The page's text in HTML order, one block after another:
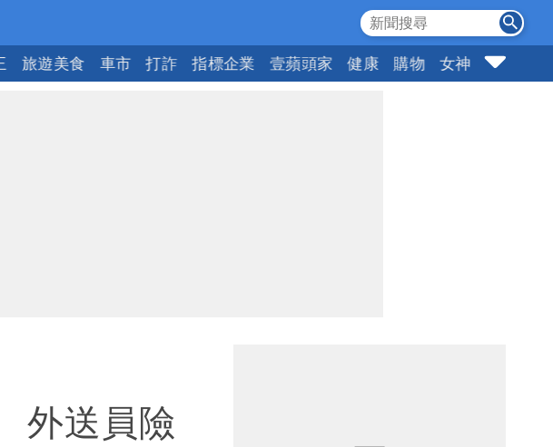
旅遊美食 車市 打詐 指標企業 壹蘋頭家 健康 購物 女神 10點強打
外送員險